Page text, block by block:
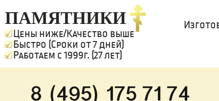
ПАМЯТНИКИ
Цены ниже/Качество выше
Быстро (Сроки от 7 дней)
Работаем с 1999г. (27 лет)
8 (495) 175 71 74